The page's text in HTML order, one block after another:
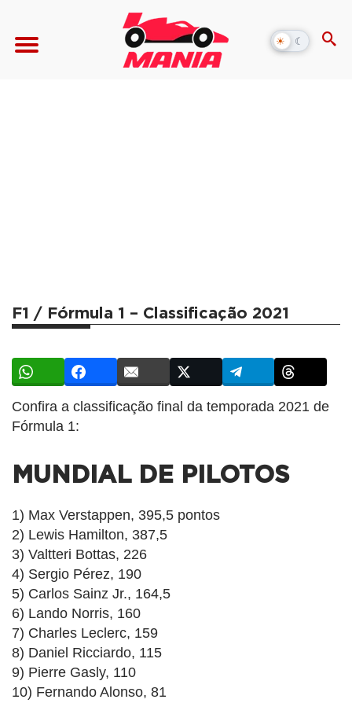
☀ ☾
Alternar
modo
F1 / Fórmula 1 – Classificação 2021
Confira a classificação final da temporada 2021 de
Fórmula 1:
MUNDIAL DE PILOTOS
1) Max Verstappen, 395,5 pontos
2) Lewis Hamilton, 387,5
3) Valtteri Bottas, 226
4) Sergio Pérez, 190
5) Carlos Sainz Jr., 164,5
6) Lando Norris, 160
7) Charles Leclerc, 159
8) Daniel Ricciardo, 115
9) Pierre Gasly, 110
10) Fernando Alonso, 81